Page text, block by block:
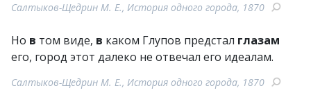
Салтыков-Щедрин М. Е., История одного города, 1870
Но в том виде, в каком Глупов предстал глазам
его, город этот далеко не отвечал его идеалам.
Салтыков-Щедрин М. Е., История одного города, 1870